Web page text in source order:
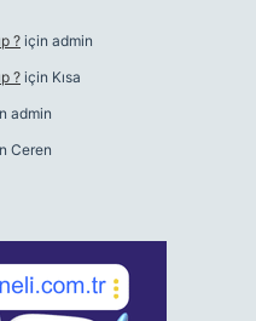
? için admin
? için Kısa
admin
Ceren